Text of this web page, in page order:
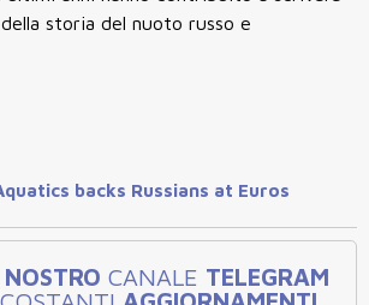
storia del nuoto russo e
backs Russians at Euros
NOSTRO CANALE TELEGRAM